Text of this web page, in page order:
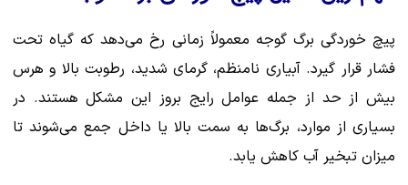
پیچ خوردگی برگ گوجه معمولاً زمانی رخ می‌دهد که گیاه تحت
فشار قرار گیرد. آبیاری نامنظم، گرمای شدید، رطوبت بالا و هرس
بیش از حد از جمله عوامل رایج بروز این مشکل هستند. در
بسیاری از موارد، برگ‌ها به سمت بالا یا داخل جمع می‌شوند تا
میزان تبخیر آب کاهش یابد.